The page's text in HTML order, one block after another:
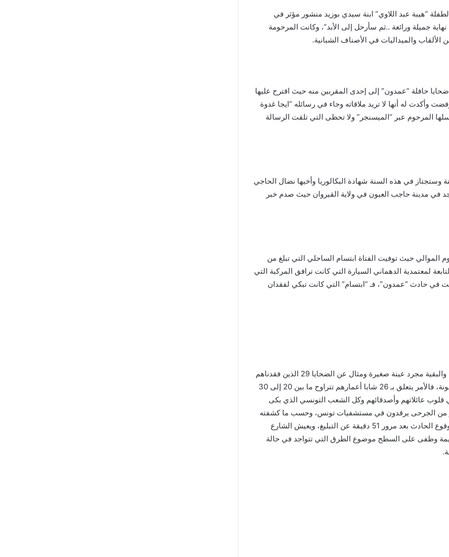
“هيبة عبد اللاوي” ابنة سيدي بوزيد منشور مؤثر في
جميلة ورائعة ..ثم سأرحل إلى الأبد”، وكانت المرحومة
والميداليات في الأصناف الشبانية.
حافلة “عمدون” إلى إحدى المقربين منه حيث اقترح عليها
وأكدت له أنها لا تريد ملاقاته وجاء في رسائله “ايجا غدوة
المرحوم عبر “الميسنجر” ولا تحظى التي تلقت الرسالة
“الحاجي” ضحى التي تبلغ من العمر 19 سنة وستجتاز في هذه السنة شهادة البكالوريا وأخيها نضال الحاجي
في مدينة حاجب العيون في ولاية القيروان حيث صدم خبر
الموالي حيث توفيت الفتاة ابتسام الساحلي التي تبلغ من
لمعتمدية الدهماني السيارة التي كانت ترافق المركبة التي
في حادث “عمدون”، فـ “ابتسام” التي كانت تبكي لفقدان
وتبقى الأسماء التي ذكرناها على غرار “هيبة” “ابتسام” والبقية مجرد عينة صغيرة ومثال عن الضحايا 29 الذين فقدناهم
للأبد حيث يوجد أحلام وأسرار وأماني آخرى ستبقى مدفونة، فالأمر يتعلق بـ 26 شابا أعمارهم تتراوح ما بين 20 إلى 30
قلوب عائلاتهم وأصدقائهم وكل الشعب التونسي الذي بكى
من الجرحى يرقدون في مستشفيات تونس، وحسب ما كشفته
مصادرنا فأن مصالح الحماية المدنية وصلت إلى مكان وقوع الحادث بعد مرور 51 دقيقة عن التبليغ، ويعيش الشارع
وطفى على السطح موضوع الطرق التي تتواجد في حالة